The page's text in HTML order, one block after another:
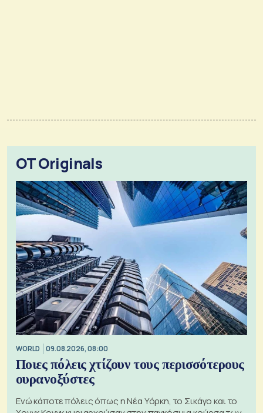
OT Originals
WORLD 09.08.2026, 08:00
Ποιες πόλεις χτίζουν τους περισσότερους
ουρανοξύστες
Ενώ κάποτε πόλεις όπως η Νέα Υόρκη, το Σικάγο και το